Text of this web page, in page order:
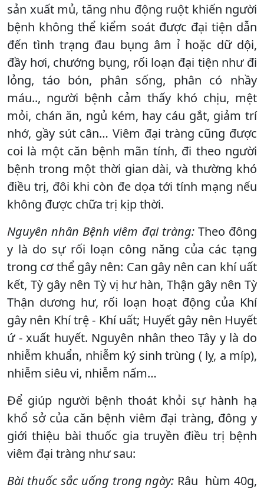
sản xuất mủ, tăng nhu động ruột khiến người
bệnh không thể kiểm soát được đại tiện dẫn
đến tình trạng đau bụng âm ỉ hoặc dữ dội,
đầy hơi, chướng bụng, rối loạn đại tiện như đi
lỏng, táo bón, phân sống, phân có nhầy
máu.., người bệnh cảm thấy khó chịu, mệt
mỏi, chán ăn, ngủ kém, hay cáu gắt, giảm trí
nhớ, gầy sút cân… Viêm đại tràng cũng được
coi là một căn bệnh mãn tính, đi theo người
bệnh trong một thời gian dài, và thường khó
điều trị, đôi khi còn đe dọa tới tính mạng nếu
không được chữa trị kịp thời.
Nguyên nhân Bệnh viêm đại tràng:Theo đông
y là do sự rối loạn công năng của các tạng
trong cơ thể gây nên: Can gây nên can khí uất
kết, Tỳ gây nên Tỳ vị hư hàn, Thận gây nên Tỳ
Thận dương hư, rối loạn hoạt động của Khí
gây nên Khí trệ - Khí uất; Huyết gây nên Huyết
ứ - xuất huyết. Nguyên nhân theo Tây y là do
nhiễm khuẩn, nhiễm ký sinh trùng ( lỵ, a míp),
nhiễm siêu vi, nhiễm nấm…
Để giúp người bệnh thoát khỏi sự hành hạ
khổ sở của căn bệnh viêm đại tràng, đông y
giới thiệu bài thuốc gia truyền điều trị bệnh
viêm đại tràng như sau:
Bài thuốc sắc uống trong ngày: Râu hùm 40g,